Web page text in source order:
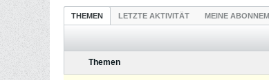
THEMEN LETZTE AKTIVITÄT MEINE
Themen